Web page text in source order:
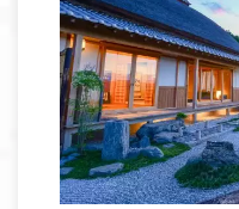
戸時代の暮らしや古き